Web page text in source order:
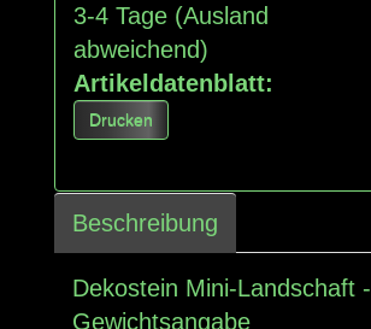
3-4 Tage (Ausland
abweichend)
Artikeldatenblatt:
Drucken
Beschreibung
Dekostein Mini-Landschaft -
Gewichtsangabe